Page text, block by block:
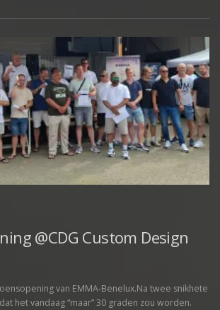
@CDG Custom Design
van EMMA-Benelux.Na twee snikhete
het vandaag “maar” 30 graden zou worden.